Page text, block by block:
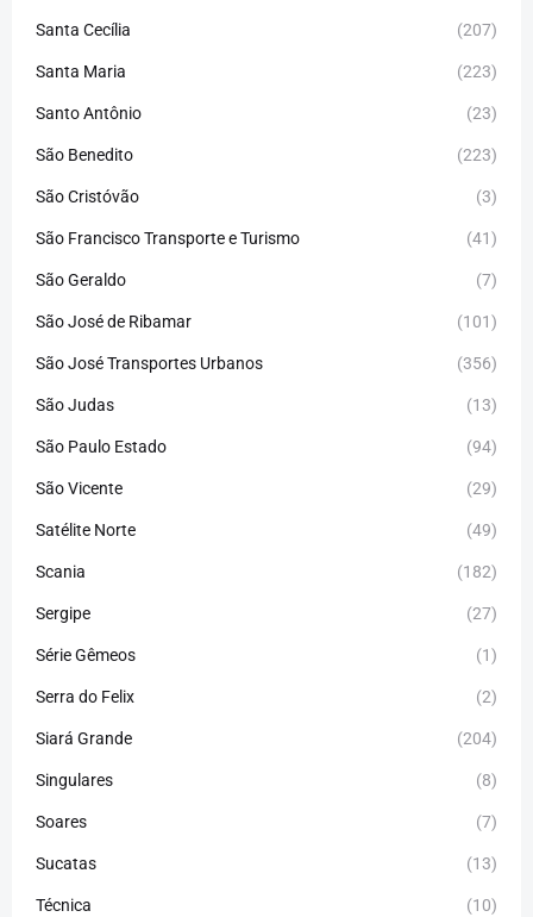
Santa Cecília (207)
Santa Maria (223)
Santo Antônio (23)
São Benedito (223)
São Cristóvão (3)
São Francisco Transporte e Turismo (41)
São Geraldo (7)
São José de Ribamar (101)
São José Transportes Urbanos (356)
São Judas (13)
São Paulo Estado (94)
São Vicente (29)
Satélite Norte (49)
Scania (182)
Sergipe (27)
Série Gêmeos (1)
Serra do Felix (2)
Siará Grande (204)
Singulares (8)
Soares (7)
Sucatas (13)
Técnica (10)